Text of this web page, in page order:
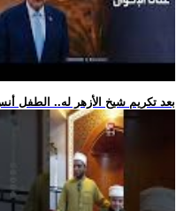
.. بعد تكريم شيخ الأزهر له.. الطفل